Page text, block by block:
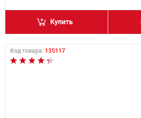
Купить
Код товара: 135117